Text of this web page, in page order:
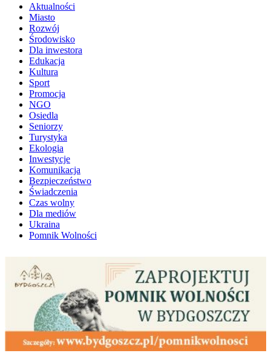
Aktualności
Miasto
Rozwój
Środowisko
Dla inwestora
Edukacja
Kultura
Sport
Promocja
NGO
Osiedla
Seniorzy
Turystyka
Ekologia
Inwestycje
Komunikacja
Bezpieczeństwo
Świadczenia
Czas wolny
Dla mediów
Ukraina
Pomnik Wolności